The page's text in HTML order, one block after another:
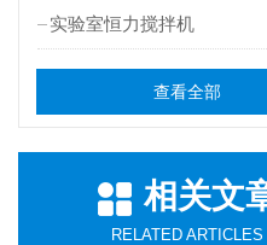
实验室恒力搅拌机
查看全部
相关文
RELATED ARTICLES